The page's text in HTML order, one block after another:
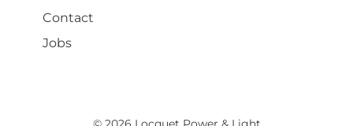
Contact
Jobs